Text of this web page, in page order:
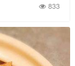
833